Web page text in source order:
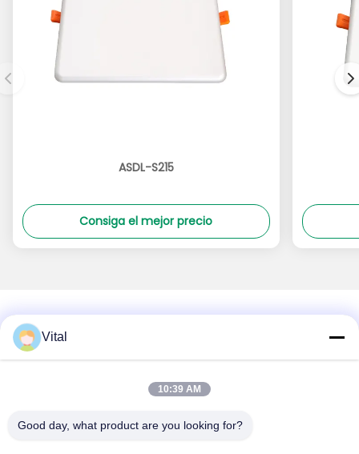
ASDL-S215
Consiga el mejor precio
info@vitallighting.com
Vital
10:39 AM
Good day, what product are you looking for?